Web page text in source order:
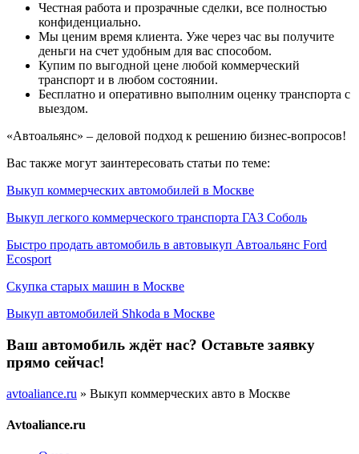
Честная работа и прозрачные сделки, все полностью
конфиденциально.
Мы ценим время клиента. Уже через час вы получите
деньги на счет удобным для вас способом.
Купим по выгодной цене любой коммерческий
транспорт и в любом состоянии.
Бесплатно и оперативно выполним оценку транспорта с
выездом.
«Автоальянс» – деловой подход к решению бизнес-вопросов!
Вас также могут заинтересовать статьи по теме:
Выкуп коммерческих автомобилей в Москве
Выкуп легкого коммерческого транспорта ГАЗ Соболь
Быстро продать автомобиль в автовыкуп Автоальянс Ford
Ecosport
Скупка старых машин в Москве
Выкуп автомобилей Shkoda в Москве
Ваш автомобиль ждёт нас? Оставьте заявку
прямо сейчас!
avtoaliance.ru » Выкуп коммерческих авто в Москве
Avtoaliance.ru